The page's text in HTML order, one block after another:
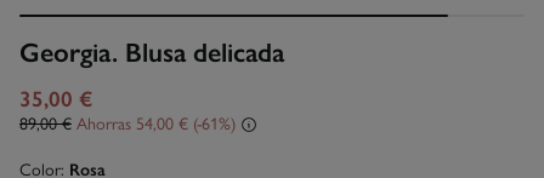
Georgia. Blusa delicada
35,00 €
89,00 € Ahorras 54,00 € 61
Color: Rosa